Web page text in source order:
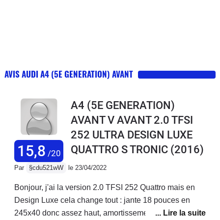
AVIS AUDI A4 (5E GENERATION) AVANT
15,8 /20
A4 (5E GENERATION)
AVANT V AVANT 2.0 TFSI
252 ULTRA DESIGN LUXE
QUATTRO S TRONIC (2016)
Par §cdu521wW le 23/04/2022
Bonjour, j'ai la version 2.0 TFSI 252 Quattro mais en
Design Luxe cela change tout : jante 18 pouces en
245x40 donc assez haut, amortissement confort, siege